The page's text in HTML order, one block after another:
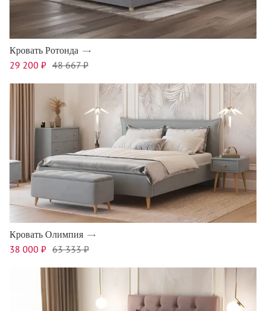
Кровать Ротонда
29 200 ₽ 48 667 ₽
Кровать Олимпия
38 000 ₽ 63 333 ₽